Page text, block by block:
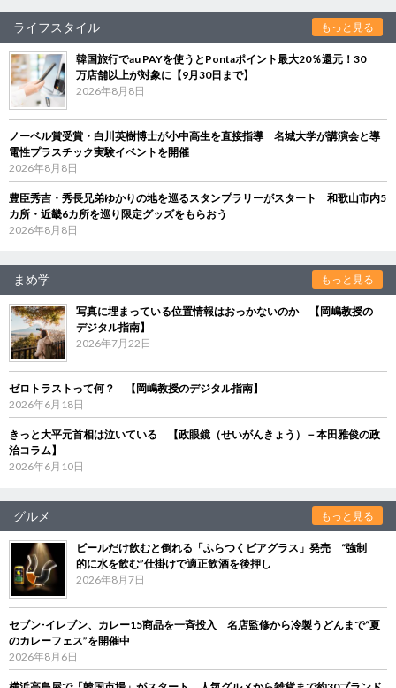
ライフスタイル もっと見る
韓国旅行でau PAYを使うとPontaポイント最大20％還元！30
万店舗以上が対象に【9月30日まで】
2026年8月8日
ノーベル賞受賞・白川英樹博士が小中高生を直接指導 名城大学が講演会と導
電性プラスチック実験イベントを開催
2026年8月8日
豊臣秀吉・秀長兄弟ゆかりの地を巡るスタンプラリーがスタート 和歌山市内5
カ所・近畿6カ所を巡り限定グッズをもらおう
2026年8月8日
まめ学 もっと見る
写真に埋まっている位置情報はおっかないのか 【岡嶋教授の
デジタル指南】
2026年7月22日
ゼロトラストって何？ 【岡嶋教授のデジタル指南】
2026年6月18日
きっと大平元首相は泣いている 【政眼鏡（せいがんきょう）－本田雅俊の政
治コラム】
2026年6月10日
グルメ もっと見る
ビールだけ飲むと倒れる「ふらつくビアグラス」発売 “強制
的に水を飲む”仕掛けで適正飲酒を後押し
2026年8月7日
セブン‐イレブン、カレー15商品を一斉投入 名店監修から冷製うどんまで“夏
のカレーフェス”を開催中
2026年8月6日